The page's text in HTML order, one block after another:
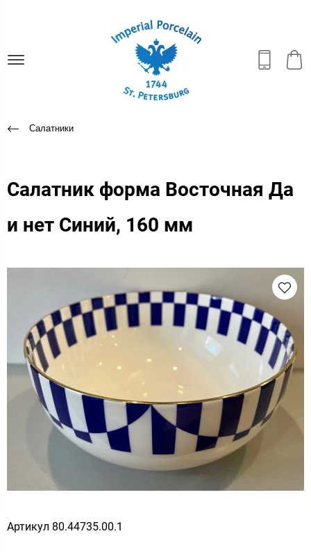
Салатники
Салатник форма Восточная Да
и нет Синий, 160 мм
Артикул 80.44735.00.1